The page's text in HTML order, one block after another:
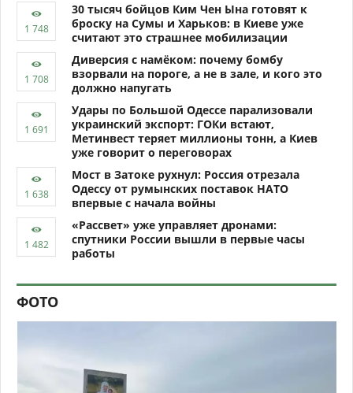
30 тысяч бойцов Ким Чен Ына готовят к
броску на Сумы и Харьков: в Киеве уже
считают это страшнее мобилизации
Диверсия с намёком: почему бомбу
взорвали на пороге, а не в зале, и кого это
должно напугать
Удары по Большой Одессе парализовали
украинский экспорт: ГОКи встают,
Метинвест теряет миллионы тонн, а Киев
уже говорит о переговорах
Мост в Затоке рухнул: Россия отрезала
Одессу от румынских поставок НАТО
впервые с начала войны
«Рассвет» уже управляет дронами:
спутники России вышли в первые часы
работы
ФОТО